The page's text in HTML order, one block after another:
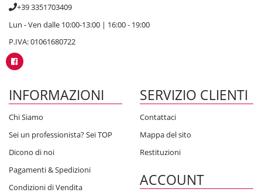
+39 3351703409
Lun - Ven dalle 10:00-13:00 | 16:00 - 19:00
P.IVA: 01061680722
INFORMAZIONI
Chi Siamo
Sei un professionista? Sei TOP
Dicono di noi
Pagamenti & Spedizioni
Condizioni di Vendita
SERVIZIO CLIENTI
Contattaci
Mappa del sito
Restituzioni
ACCOUNT